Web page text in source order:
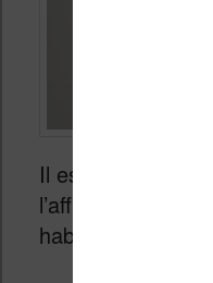
Il est bien sûr
l’affichage du
habituelles :